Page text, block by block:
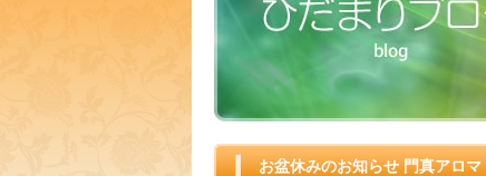
お盆休みのお知らせ 門真アロマ